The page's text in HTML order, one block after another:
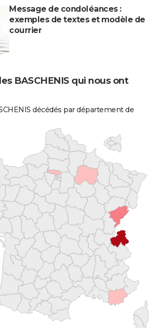
Message de condoléances :
exemples de textes et modèle de
courrier
BASCHENIS qui nous ont
décédés par département de